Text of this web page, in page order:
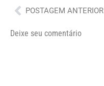
Anterior
POSTAGEM ANTERIOR
Deixe seu comentário